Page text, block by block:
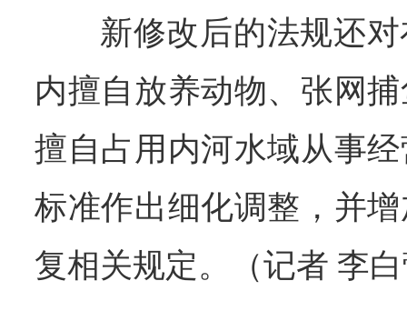
新修改后的法规还
内擅自放养动物、张网
擅自占用内河水域从事
标准作出细化调整，并
复相关规定。（记者 李